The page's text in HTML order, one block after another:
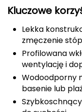
CMP
Cassin
Ciele Athletics
Climbing Technology
Coleman
Kluczowe
Lekka
zmęczenie
Profilowana
wentylację i
Wodoodporny
basenie lub